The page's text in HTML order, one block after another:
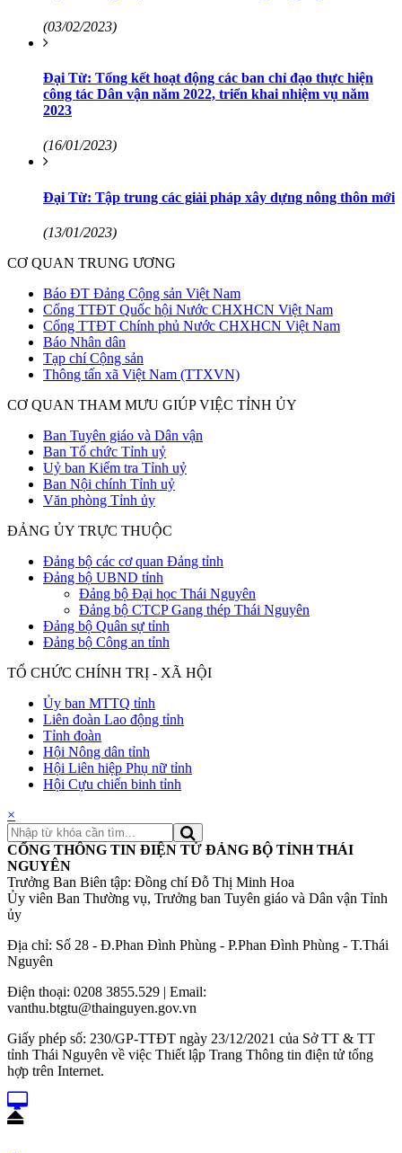
(03/02/2023)
Đại Từ: Tổng kết hoạt động các ban chỉ đạo thực hiện
công tác Dân vận năm 2022, triển khai nhiệm vụ năm
2023
(16/01/2023)
Đại Từ: Tập trung các giải pháp xây dựng nông thôn mới
(13/01/2023)
CƠ QUAN TRUNG ƯƠNG
Báo ĐT Đảng Cộng sản Việt Nam
Cổng TTĐT Quốc hội Nước CHXHCN Việt Nam
Cổng TTĐT Chính phủ Nước CHXHCN Việt Nam
Báo Nhân dân
Tạp chí Cộng sản
Thông tấn xã Việt Nam (TTXVN)
CƠ QUAN THAM MƯU GIÚP VIỆC TỈNH ỦY
Ban Tuyên giáo và Dân vận
Ban Tổ chức Tỉnh uỷ
Uỷ ban Kiểm tra Tỉnh uỷ
Ban Nội chính Tỉnh uỷ
Văn phòng Tỉnh ủy
ĐẢNG ỦY TRỰC THUỘC
Đảng bộ các cơ quan Đảng tỉnh
Đảng bộ UBND tỉnh
Đảng bộ Đại học Thái Nguyên
Đảng bộ CTCP Gang thép Thái Nguyên
Đảng bộ Quân sự tỉnh
Đảng bộ Công an tỉnh
TỔ CHỨC CHÍNH TRỊ - XÃ HỘI
Ủy ban MTTQ tỉnh
Liên đoàn Lao động tỉnh
Tỉnh đoàn
Hội Nông dân tỉnh
Hội Liên hiệp Phụ nữ tỉnh
Hội Cựu chiến binh tỉnh
×
CỔNG THÔNG TIN ĐIỆN TỬ ĐẢNG BỘ TỈNH THÁI
NGUYÊN
Trưởng Ban Biên tập: Đồng chí Đỗ Thị Minh Hoa
Ủy viên Ban Thường vụ, Trưởng ban Tuyên giáo và Dân vận Tỉnh
ủy
Địa chỉ: Số 28 - Đ.Phan Đình Phùng - P.Phan Đình Phùng - T.Thái
Nguyên
Điện thoại: 0208 3855.529 | Email:
vanthu.btgtu@thainguyen.gov.vn
Giấy phép số: 230/GP-TTĐT ngày 23/12/2021 của Sở TT & TT
tỉnh Thái Nguyên về việc Thiết lập Trang Thông tin điện tử tổng
hợp trên Internet.